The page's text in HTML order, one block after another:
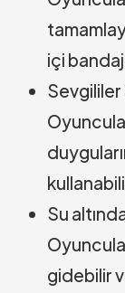
içi
Su
gidebilir